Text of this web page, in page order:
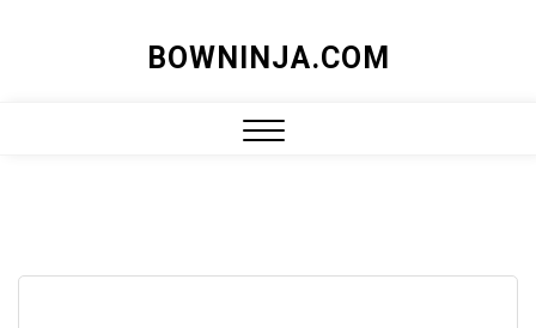
BOWNINJA.COM